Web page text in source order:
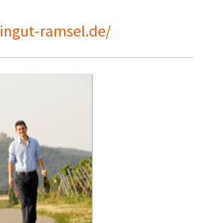
ramsel.de/